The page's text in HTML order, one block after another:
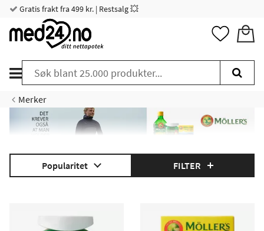
Gratis frakt fra 499 kr. | Restsalg 💥
Merker
Popularitet FILTER